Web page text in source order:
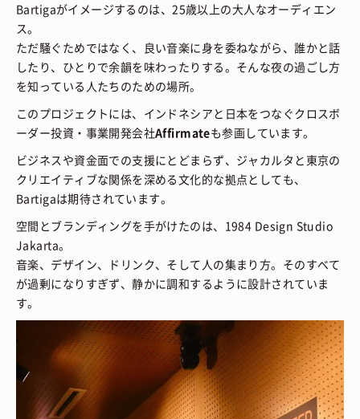
Bartigaがイメージするのは、25歳以上の大人なオーディエン
ス。
ただ騒ぐためではなく、良い音楽に身を委ねながら、誰かと話
したり、ひとりで余韻を味わったりする。そんな夜の過ごし方
を知っている人たちのための場所。
このプロジェクトには、インドネシアと日本をつなぐクロスボ
ーダー投資・事業開発会社Affirmateも参画しています。
ビジネスや資金面での支援にとどまらず、ジャカルタと東京の
クリエイティブな関係を深める文化的な拠点としても、
Bartigaは期待されています。
空間とブランディングを手がけたのは、1984 Design Studio
Jakarta。
音楽、デザイン、ドリンク、そして人の集まり方。そのすべて
が過剰になりすぎず、静かに調和するように設計されていま
す。